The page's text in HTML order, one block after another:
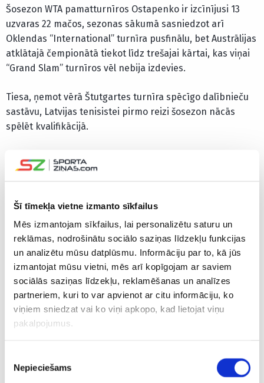
Šī tīmekļa vietne izmanto sīkfailus
Mēs izmantojam sīkfailus, lai personalizētu saturu un
reklāmas, nodrošinātu sociālo saziņas līdzekļu funkcijas
un analizētu mūsu datplūsmu. Informāciju par to, kā jūs
izmantojat mūsu vietni, mēs arī kopīgojam ar saviem
sociālās saziņas līdzekļu, reklamēšanas un analīzes
partneriem, kuri to var apvienot ar citu informāciju, ko
viņiem sniedzat vai ko viņi apkopo, kad lietojat viņu
pakalpojumus.
izvēle
Nepieciešams
Šosezon WTA pamatturnīros Ostapenko ir izcīnījusi 13
uzvaras 22 mačos, sezonas sākumā sasniedzot arī
Oklendas “International” turnīra pusfinālu, bet Austrālijas
atklātajā čempionātā tiekot līdz trešajai kārtai, kas viņai
“Grand Slam” turnīros vēl nebija izdevies.
Tiesa, ņemot vērā Štutgartes turnīra spēcīgo dalībnieču
sastāvu, Latvijas tenisistei pirmo reizi šosezon nācās
spēlēt kvalifikācijā.
svētdien palīdzēja ASV izlasei Floridā izcīnīt uzvaru
Federāciju kausa pusfināla duelī pret Čehiju.
Šosezon Austrālijas atklātā čempionāta pusfinālu
sasniegusī amerikāniete, iepriekšējās nedēļas nogalē
kļuva par ASV izlases līderi, nodrošinot komandai vietu
finālā. Mačā ar Čehiju 25 gadus vecā tenisiste uzvarēja
divās vienspēlēs, kā arī duetā ar Betāniju Mateku-Sendsu
guva panākumu dubultspēlē, bet amerikānietes pērnā
gada Federāciju kausa ieguvējas čehietes uzveica ar 3-2.
Tāpat Vandeveja februārī guva divas uzvaras vienspēlēs
veiksmīgā starta janvārī Austrālijas atklātajā čemionātā
viņa WTA turnīros startējusi vāji, piedzīvojot trīs